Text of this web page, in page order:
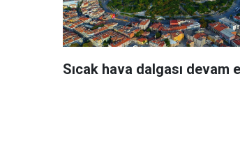
Sıcak hava dalgası devam